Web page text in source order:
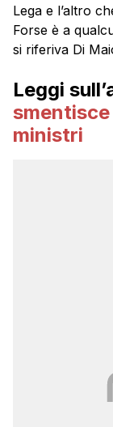
Lega e l’altro
Forse è a
si riferiva Di
Leggi
smentisce
ministri